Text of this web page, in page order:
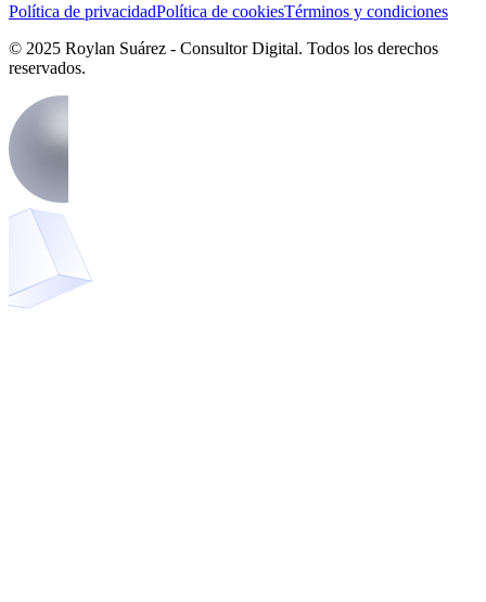
Política de privacidadPolítica de cookiesTérminos y condiciones
© 2025 Roylan Suárez - Consultor Digital. Todos los derechos
reservados.